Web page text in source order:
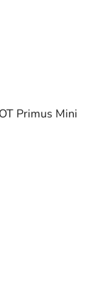
Primus Mini